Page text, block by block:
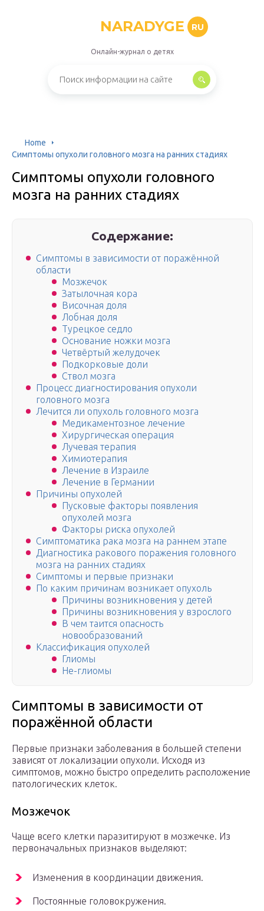
NARADYGE RU
Онлайн-журнал о детях
Home
Симптомы опухоли головного мозга на ранних стадиях
Симптомы опухоли головного
мозга на ранних стадиях
Содержание:
Симптомы в зависимости от поражённой
области
Мозжечок
Затылочная кора
Височная доля
Лобная доля
Турецкое седло
Основание ножки мозга
Четвёртый желудочек
Подкорковые доли
Ствол мозга
Процесс диагностирования опухоли
головного мозга
Лечится ли опухоль головного мозга
Медикаментозное лечение
Хирургическая операция
Лучевая терапия
Химиотерапия
Лечение в Израиле
Лечение в Германии
Причины опухолей
Пусковые факторы появления
опухолей мозга
Факторы риска опухолей
Симптоматика рака мозга на раннем этапе
Диагностика ракового поражения головного
мозга на ранних стадиях
Симптомы и первые признаки
По каким причинам возникает опухоль
Причины возникновения у детей
Причины возникновения у взрослого
В чем таится опасность
новообразований
Классификация опухолей
Глиомы
Не-глиомы
Симптомы в зависимости от
поражённой области
Первые признаки заболевания в большей степени
зависят от локализации опухоли. Исходя из
симптомов, можно быстро определить расположение
патологических клеток.
Мозжечок
Чаще всего клетки паразитируют в мозжечке. Из
первоначальных признаков выделяют:
Изменения в координации движения.
Постоянные головокружения.